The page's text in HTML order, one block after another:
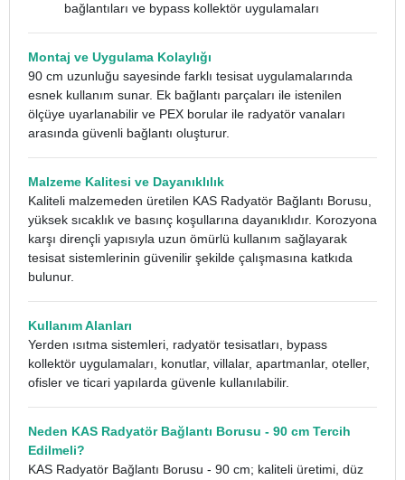
bağlantıları ve bypass kollektör uygulamaları
Montaj ve Uygulama Kolaylığı
90 cm uzunluğu sayesinde farklı tesisat uygulamalarında
esnek kullanım sunar. Ek bağlantı parçaları ile istenilen
ölçüye uyarlanabilir ve PEX borular ile radyatör vanaları
arasında güvenli bağlantı oluşturur.
Malzeme Kalitesi ve Dayanıklılık
Kaliteli malzemeden üretilen KAS Radyatör Bağlantı Borusu,
yüksek sıcaklık ve basınç koşullarına dayanıklıdır. Korozyona
karşı dirençli yapısıyla uzun ömürlü kullanım sağlayarak
tesisat sistemlerinin güvenilir şekilde çalışmasına katkıda
bulunur.
Kullanım Alanları
Yerden ısıtma sistemleri, radyatör tesisatları, bypass
kollektör uygulamaları, konutlar, villalar, apartmanlar, oteller,
ofisler ve ticari yapılarda güvenle kullanılabilir.
Neden KAS Radyatör Bağlantı Borusu - 90 cm Tercih
Edilmeli?
KAS Radyatör Bağlantı Borusu - 90 cm; kaliteli üretimi, düz